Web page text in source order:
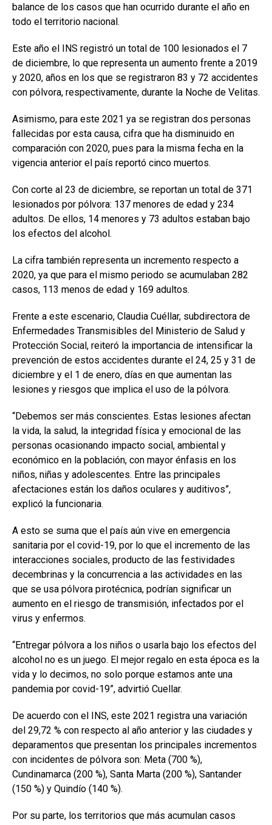
balance de los casos que han ocurrido durante el año en
todo el territorio nacional.
Este año el INS registró un total de 100 lesionados el 7
de diciembre, lo que representa un aumento frente a 2019
y 2020, años en los que se registraron 83 y 72 accidentes
con pólvora, respectivamente, durante la Noche de Velitas.
Asimismo, para este 2021 ya se registran dos personas
fallecidas por esta causa, cifra que ha disminuido en
comparación con 2020, pues para la misma fecha en la
vigencia anterior el país reportó cinco muertos.
Con corte al 23 de diciembre, se reportan un total de 371
lesionados por pólvora: 137 menores de edad y 234
adultos. De ellos, 14 menores y 73 adultos estaban bajo
los efectos del alcohol.
La cifra también representa un incremento respecto a
2020, ya que para el mismo periodo se acumulaban 282
casos, 113 menos de edad y 169 adultos.
Frente a este escenario, Claudia Cuéllar, subdirectora de
Enfermedades Transmisibles del Ministerio de Salud y
Protección Social, reiteró la importancia de intensificar la
prevención de estos accidentes durante el 24, 25 y 31 de
diciembre y el 1 de enero, días en que aumentan las
lesiones y riesgos que implica el uso de la pólvora.
“Debemos ser más conscientes. Estas lesiones afectan
la vida, la salud, la integridad física y emocional de las
personas ocasionando impacto social, ambiental y
económico en la población, con mayor énfasis en los
niños, niñas y adolescentes. Entre las principales
afectaciones están los daños oculares y auditivos”,
explicó la funcionaria.
A esto se suma que el país aún vive en emergencia
sanitaria por el covid-19, por lo que el incremento de las
interacciones sociales, producto de las festividades
decembrinas y la concurrencia a las actividades en las
que se usa pólvora pirotécnica, podrían significar un
aumento en el riesgo de transmisión, infectados por el
virus y enfermos.
“Entregar pólvora a los niños o usarla bajo los efectos del
alcohol no es un juego. El mejor regalo en esta época es la
vida y lo decimos, no solo porque estamos ante una
pandemia por covid-19”, advirtió Cuellar.
De acuerdo con el INS, este 2021 registra una variación
del 29,72 % con respecto al año anterior y las ciudades y
deparamentos que presentan los principales incrementos
con incidentes de pólvora son: Meta (700 %),
Cundinamarca (200 %), Santa Marta (200 %), Santander
(150 %) y Quindío (140 %).
Por su parte, los territorios que más acumulan casos